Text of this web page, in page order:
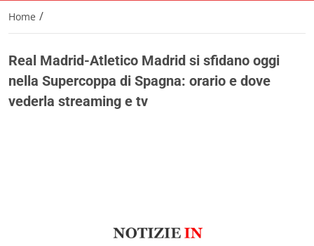
Home /
Real Madrid-Atletico Madrid si sfidano oggi
nella Supercoppa di Spagna: orario e dove
vederla streaming e tv